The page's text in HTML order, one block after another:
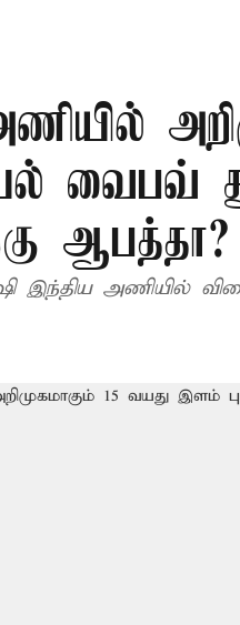
வைபவ்
ஆபத்தா?
இந்திய அணியில்